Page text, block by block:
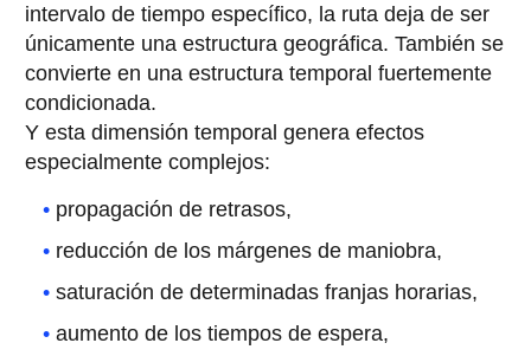
intervalo de tiempo específico, la ruta deja de ser
únicamente una estructura geográfica. También se
convierte en una estructura temporal fuertemente
condicionada.
Y esta dimensión temporal genera efectos
especialmente complejos:
propagación de retrasos,
reducción de los márgenes de maniobra,
saturación de determinadas franjas horarias,
aumento de los tiempos de espera,